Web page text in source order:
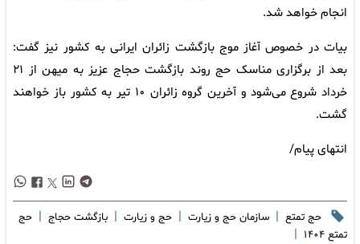
انجام خواهد شد.
بیات در خصوص آغاز موج بازگشت زائران ایرانی به کشور نیز گفت:
بعد از برگزاری مناسک حج روند بازگشت حجاج عزیز به میهن از ۲۱
خرداد شروع می‌شود و آخرین گروه زائران ۱۰ تیر به کشور باز خواهند
گشت.
انتهای پیام/
حج تمتع | سازمان حج و زیارت | حج و زیارت | بازگشت حجاج | حج
تمتع ۱۴۰۴
|